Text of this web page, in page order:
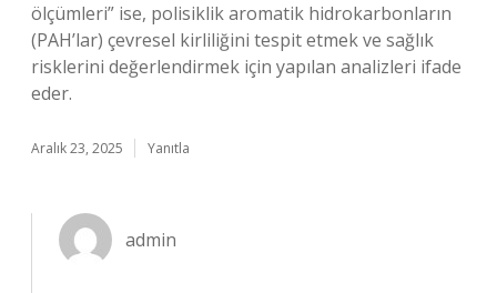
ölçümleri” ise, polisiklik aromatik hidrokarbonların
(PAH’lar) çevresel kirliliğini tespit etmek ve sağlık
risklerini değerlendirmek için yapılan analizleri ifade
eder.
Aralık 23, 2025 Yanıtla
admin